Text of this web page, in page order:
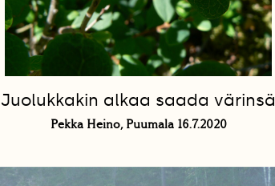
Juolukkakin alkaa saada värinsä
Pekka Heino, Puumala 16.7.2020